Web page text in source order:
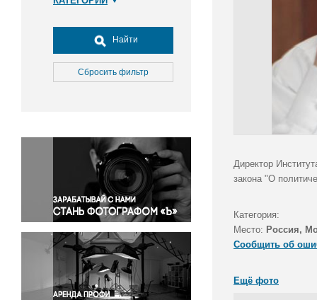
Досуг, туризм и отдых
Культура
Медицина
Окружающая среда
Политика
Правосудие
Происшествия и конфликты
Религия
Светская жизнь
Спорт
Экология
Экономика и бизнес
Найти
Сбросить фильтр
Директор
закона "О
Категория:
Место: Россия,
Сообщить об
Ещё фото